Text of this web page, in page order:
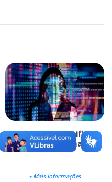
Inteligência artificial
pede mão na massa
+ Mais Informações